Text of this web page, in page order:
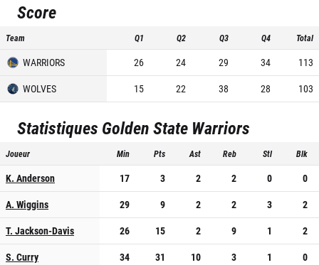
Score
Team Q1 Q2 Q3 Q4 Total
WARRIORS 26 24 29 34
113
WOLVES
15 22 38 28 103
Statistiques Golden State Warriors
Joueur Min Pts Ast Reb Stl Blk
K. Anderson 17 3 2 2 0
0
A. Wiggins
29 9 2 2 3
2
T. Jackson-Davis
26 15 2 9 1
2
S. Curry
34 31 10 3 1
0